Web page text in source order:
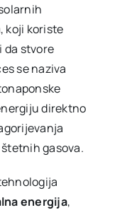
koji koriste
da stvore
se naziva
direktno
gasova.
energija,